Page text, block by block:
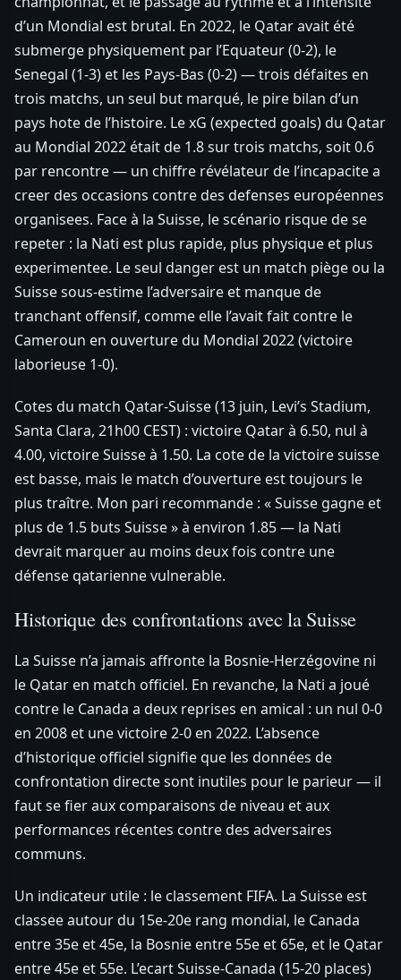
d’un Mondial est brutal. En 2022, le Qatar avait été
submerge physiquement par l’Equateur (0-2), le
Senegal (1-3) et les Pays-Bas (0-2) — trois défaites en
trois matchs, un seul but marqué, le pire bilan d’un
pays hote de l’histoire. Le xG (expected goals) du Qatar
au Mondial 2022 était de 1.8 sur trois matchs, soit 0.6
par rencontre — un chiffre révélateur de l’incapacite a
creer des occasions contre des defenses européennes
organisees. Face à la Suisse, le scénario risque de se
repeter : la Nati est plus rapide, plus physique et plus
experimentee. Le seul danger est un match piège ou la
Suisse sous-estime l’adversaire et manque de
tranchant offensif, comme elle l’avait fait contre le
Cameroun en ouverture du Mondial 2022 (victoire
laborieuse 1-0).
Cotes du match Qatar-Suisse (13 juin, Levi’s Stadium,
Santa Clara, 21h00 CEST) : victoire Qatar à 6.50, nul à
4.00, victoire Suisse à 1.50. La cote de la victoire suisse
est basse, mais le match d’ouverture est toujours le
plus traître. Mon pari recommande : « Suisse gagne et
plus de 1.5 buts Suisse » à environ 1.85 — la Nati
devrait marquer au moins deux fois contre une
défense qatarienne vulnerable.
Historique des confrontations avec la Suisse
La Suisse n’a jamais affronte la Bosnie-Herzégovine ni
le Qatar en match officiel. En revanche, la Nati a joué
contre le Canada a deux reprises en amical : un nul 0-0
en 2008 et une victoire 2-0 en 2022. L’absence
d’historique officiel signifie que les données de
confrontation directe sont inutiles pour le parieur — il
faut se fier aux comparaisons de niveau et aux
performances récentes contre des adversaires
communs.
Un indicateur utile : le classement FIFA. La Suisse est
classee autour du 15e-20e rang mondial, le Canada
entre 35e et 45e, la Bosnie entre 55e et 65e, et le Qatar
entre 45e et 55e. L’ecart Suisse-Canada (15-20 places)